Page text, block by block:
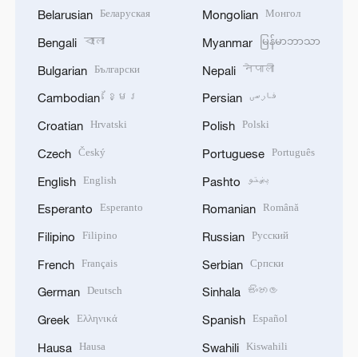
Belarusian Беларуская
Bengali বাংলা
Bulgarian Български
Cambodian ខ្មែរ
Croatian Hrvatski
Czech Český
English English
Esperanto Esperanto
Filipino Filipino
French Français
German Deutsch
Greek Ελληνικά
Hausa Hausa
Mongolian Монгол
Myanmar မြန်မာဘာသာ
Nepali नेपाली
Persian فارسی
Polish Polski
Portuguese Português
Pashto پښتو
Romanian Română
Russian Русский
Serbian Српски
Sinhala සිංහල
Spanish Español
Swahili Kiswahili